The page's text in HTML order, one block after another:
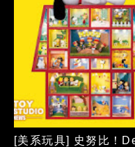
[美系玩具] 史努比！